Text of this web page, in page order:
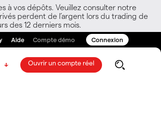
à vos dépôts. Veuillez consulter notre
perdent de l’argent lors du trading de
des 12 derniers mois.
Aide Compte démo Connexion
Ouvrir un compte réel